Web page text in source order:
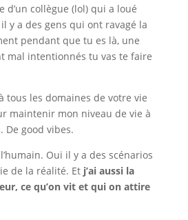
d’un collègue (lol) qui a loué
y a des gens qui ont ravagé la
pendant que tu es là, une
mal intentionnés tu vas te faire
tous les domaines de votre vie
maintenir mon niveau de vie à
De good vibes.
Oui il y a des scénarios
de la réalité. Et j’ai aussi la
ce qu’on vit et qui on attire